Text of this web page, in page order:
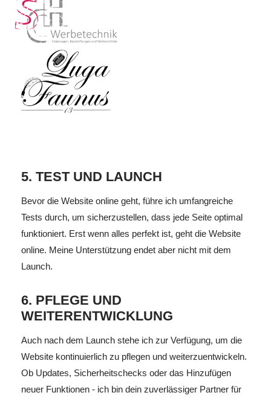
5. TEST UND LAUNCH
Bevor die Website online geht, führe ich umfangreiche
Tests durch, um sicherzustellen, dass jede Seite optimal
funktioniert. Erst wenn alles perfekt ist, geht die Website
online. Meine Unterstützung endet aber nicht mit dem
Launch.
6. PFLEGE UND
WEITERENTWICKLUNG
Auch nach dem Launch stehe ich zur Verfügung, um die
Website kontinuierlich zu pflegen und weiterzuentwickeln.
Ob Updates, Sicherheitschecks oder das Hinzufügen
neuer Funktionen - ich bin dein zuverlässiger Partner für